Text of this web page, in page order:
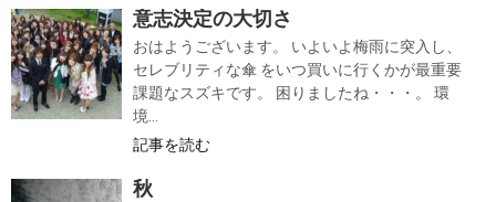
意志決定の大切さ
おはようございます。 いよいよ梅雨に突入し、
セレブリティな傘 をいつ買いに行くかが最重要
課題なスズキです。 困りましたね・・・。 環
境...
記事を読む
秋